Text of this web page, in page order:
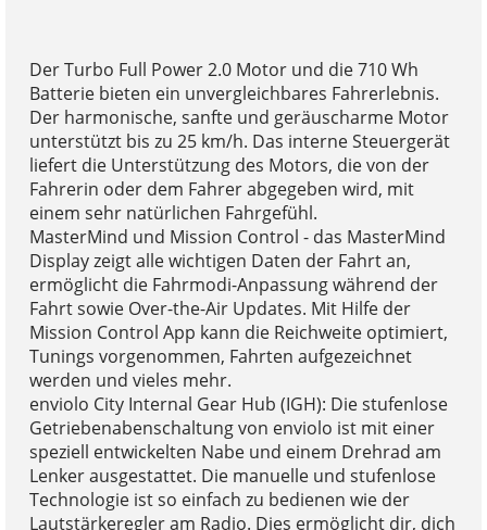
Der Turbo Full Power 2.0 Motor und die 710 Wh
Batterie bieten ein unvergleichbares Fahrerlebnis.
Der harmonische, sanfte und geräuscharme Motor
unterstützt bis zu 25 km/h. Das interne Steuergerät
liefert die Unterstützung des Motors, die von der
Fahrerin oder dem Fahrer abgegeben wird, mit
einem sehr natürlichen Fahrgefühl.
MasterMind und Mission Control - das MasterMind
Display zeigt alle wichtigen Daten der Fahrt an,
ermöglicht die Fahrmodi-Anpassung während der
Fahrt sowie Over-the-Air Updates. Mit Hilfe der
Mission Control App kann die Reichweite optimiert,
Tunings vorgenommen, Fahrten aufgezeichnet
werden und vieles mehr.
enviolo City Internal Gear Hub (IGH): Die stufenlose
Getriebenabenschaltung von enviolo ist mit einer
speziell entwickelten Nabe und einem Drehrad am
Lenker ausgestattet. Die manuelle und stufenlose
Technologie ist so einfach zu bedienen wie der
Lautstärkeregler am Radio. Dies ermöglicht dir, dich